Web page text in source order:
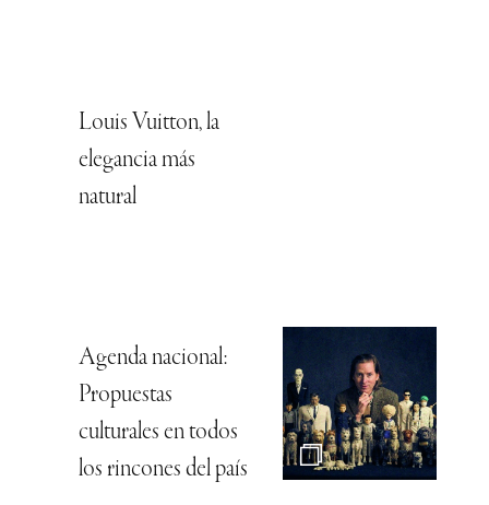
Louis Vuitton, la
elegancia más
natural
Agenda nacional:
Propuestas
culturales en todos
los rincones del país